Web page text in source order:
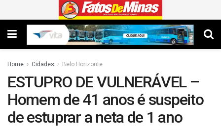
Home Cidades Belo Horizonte
ESTUPRO DE VULNERÁVEL –
Homem de 41 anos é suspeito
de estuprar a neta de 1 ano